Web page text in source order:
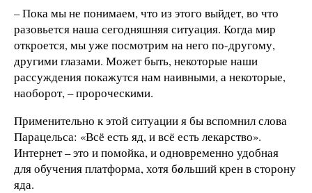
– Пока мы не понимаем, что из этого выйдет, во что
разовьется наша сегодняшняя ситуация. Когда мир
откроется, мы уже посмотрим на него по-другому,
другими глазами. Может быть, некоторые наши
рассуждения покажутся нам наивными, а некоторые,
наоборот, – пророческими.
Применительно к этой ситуации я бы вспомнил слова
Парацельса: «Всё есть яд, и всё есть лекарство».
Интернет – это и помойка, и одновременно удобная
для обучения платформа, хотя больший крен в сторону
яда.